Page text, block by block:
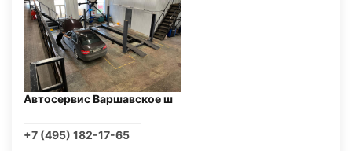
Автосервис Варшавское ш
+7 (495) 182-17-65